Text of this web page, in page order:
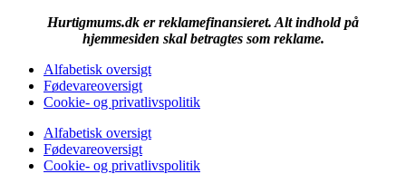
Hurtigmums.dk er reklamefinansieret. Alt indhold på
hjemmesiden skal betragtes som reklame.
Alfabetisk oversigt
Fødevareoversigt
Cookie- og privatlivspolitik
Alfabetisk oversigt
Fødevareoversigt
Cookie- og privatlivspolitik